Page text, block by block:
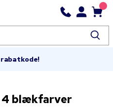
4 blækfarver